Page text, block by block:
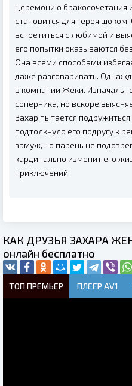
церемонию бракосочетания
становится для героя
встретиться с любимой и
его попытки оказываются
Она всеми способами
даже разговаривать.
в компании Жеки.
соперника, но вскоре
Захар пытается подружиться
подтолкнуло его подругу к
замуж, но парень не
кардинально изменит его
приключений.
КАК ДРУЗЬЯ ЗАХАРА
онлайн бесплатно
ТОП ПРЕМЬЕР ПЛЕЕР AV1